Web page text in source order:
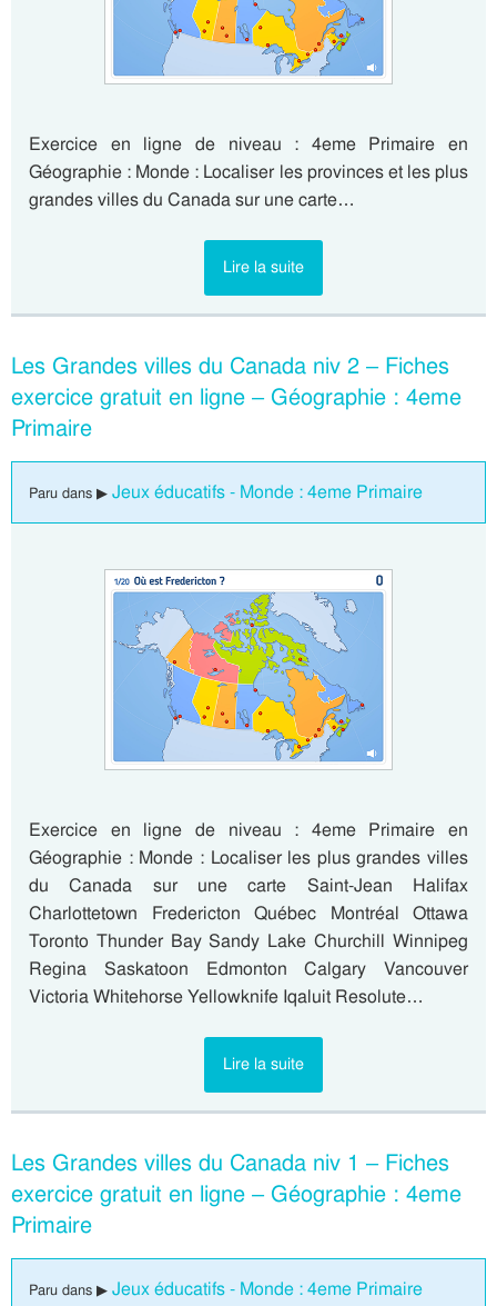
Exercice en ligne de niveau : 4eme Primaire en
Géographie : Monde : Localiser les provinces et les plus
grandes villes du Canada sur une carte…
Lire la suite
Les Grandes villes du Canada niv 2 – Fiches
exercice gratuit en ligne – Géographie : 4eme
Primaire
Paru dans ▶ Jeux éducatifs - Monde : 4eme Primaire
Exercice en ligne de niveau : 4eme Primaire en
Géographie : Monde : Localiser les plus grandes villes
du Canada sur une carte Saint-Jean Halifax
Charlottetown Fredericton Québec Montréal Ottawa
Toronto Thunder Bay Sandy Lake Churchill Winnipeg
Regina Saskatoon Edmonton Calgary Vancouver
Victoria Whitehorse Yellowknife Iqaluit Resolute…
Lire la suite
Les Grandes villes du Canada niv 1 – Fiches
exercice gratuit en ligne – Géographie : 4eme
Primaire
Paru dans ▶ Jeux éducatifs - Monde : 4eme Primaire